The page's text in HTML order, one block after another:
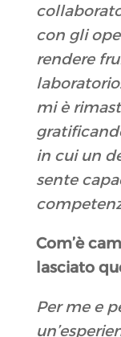
con gli
rendere
mi è
in cui un
sente
Com’è
lasciato
Per me e